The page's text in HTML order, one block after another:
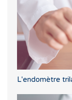
L'endomètre